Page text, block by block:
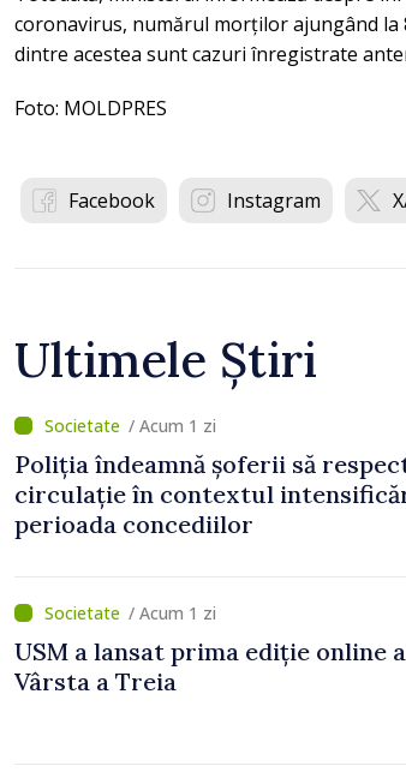
coronavirus, numărul morților ajungând la
dintre acestea sunt cazuri înregistrate
Foto: MOLDPRES
Facebook Instagram
Ultimele Știri
/ Acum 1 zi
Poliția îndeamnă șoferii să
circulație în contextul
perioada concediilor
/ Acum 1 zi
USM a lansat prima ediție online
Vârsta a Treia